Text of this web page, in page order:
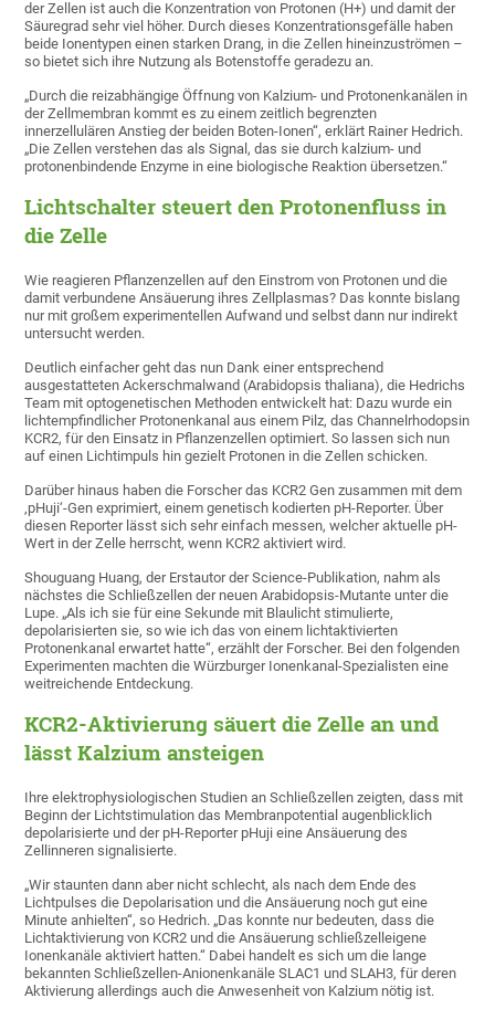
der Zellen ist auch die Konzentration von Protonen (H+) und damit der
Säuregrad sehr viel höher. Durch dieses Konzentrationsgefälle haben
beide Ionentypen einen starken Drang, in die Zellen hineinzuströmen –
so bietet sich ihre Nutzung als Botenstoffe geradezu an.
„Durch die reizabhängige Öffnung von Kalzium- und Protonenkanälen in
der Zellmembran kommt es zu einem zeitlich begrenzten
innerzellulären Anstieg der beiden Boten-Ionen“, erklärt Rainer Hedrich.
„Die Zellen verstehen das als Signal, das sie durch kalzium- und
protonenbindende Enzyme in eine biologische Reaktion übersetzen.“
Lichtschalter steuert den Protonenfluss in
die Zelle
Wie reagieren Pflanzenzellen auf den Einstrom von Protonen und die
damit verbundene Ansäuerung ihres Zellplasmas? Das konnte bislang
nur mit großem experimentellen Aufwand und selbst dann nur indirekt
untersucht werden.
Deutlich einfacher geht das nun Dank einer entsprechend
ausgestatteten Ackerschmalwand (Arabidopsis thaliana), die Hedrichs
Team mit optogenetischen Methoden entwickelt hat: Dazu wurde ein
lichtempfindlicher Protonenkanal aus einem Pilz, das Channelrhodopsin
KCR2, für den Einsatz in Pflanzenzellen optimiert. So lassen sich nun
auf einen Lichtimpuls hin gezielt Protonen in die Zellen schicken.
Darüber hinaus haben die Forscher das KCR2 Gen zusammen mit dem
‚pHuji‘-Gen exprimiert, einem genetisch kodierten pH-Reporter. Über
diesen Reporter lässt sich sehr einfach messen, welcher aktuelle pH-
Wert in der Zelle herrscht, wenn KCR2 aktiviert wird.
Shouguang Huang, der Erstautor der Science-Publikation, nahm als
nächstes die Schließzellen der neuen Arabidopsis-Mutante unter die
Lupe. „Als ich sie für eine Sekunde mit Blaulicht stimulierte,
depolarisierten sie, so wie ich das von einem lichtaktivierten
Protonenkanal erwartet hatte“, erzählt der Forscher. Bei den folgenden
Experimenten machten die Würzburger Ionenkanal-Spezialisten eine
weitreichende Entdeckung.
KCR2-Aktivierung säuert die Zelle an und
lässt Kalzium ansteigen
Ihre elektrophysiologischen Studien an Schließzellen zeigten, dass mit
Beginn der Lichtstimulation das Membranpotential augenblicklich
depolarisierte und der pH-Reporter pHuji eine Ansäuerung des
Zellinneren signalisierte.
„Wir staunten dann aber nicht schlecht, als nach dem Ende des
Lichtpulses die Depolarisation und die Ansäuerung noch gut eine
Minute anhielten“, so Hedrich. „Das konnte nur bedeuten, dass die
Lichtaktivierung von KCR2 und die Ansäuerung schließzelleigene
Ionenkanäle aktiviert hatten.“ Dabei handelt es sich um die lange
bekannten Schließzellen-Anionenkanäle SLAC1 und SLAH3, für deren
Aktivierung allerdings auch die Anwesenheit von Kalzium nötig ist.